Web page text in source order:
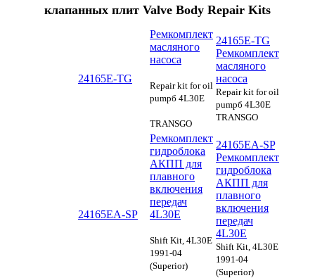
клапанных плит Valve Body Repair Kits
24165E-TG
Ремкомплект
масляного
насоса
Repair kit for oil
pumpб 4L30E
TRANSGO
24165E-TG
Ремкомплект
масляного
насоса
Repair kit for oil
pumpб 4L30E
TRANSGO
24165EA-SP
Ремкомплект
гидроблока
АКПП для
плавного
включения
передач
4L30E
Shift Kit, 4L30E
1991-04
(Superior)
24165EA-SP
Ремкомплект
гидроблока
АКПП для
плавного
включения
передач
4L30E
Shift Kit, 4L30E
1991-04
(Superior)